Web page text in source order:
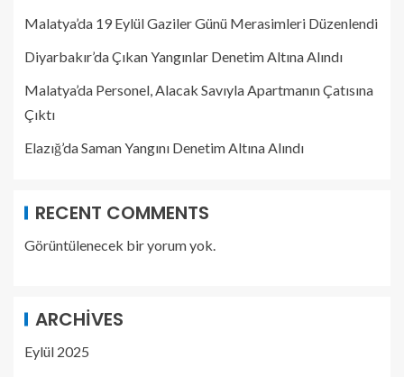
Malatya’da 19 Eylül Gaziler Günü Merasimleri Düzenlendi
Diyarbakır’da Çıkan Yangınlar Denetim Altına Alındı
Malatya’da Personel, Alacak Savıyla Apartmanın Çatısına
Çıktı
Elazığ’da Saman Yangını Denetim Altına Alındı
RECENT COMMENTS
Görüntülenecek bir yorum yok.
ARCHIVES
Eylül 2025